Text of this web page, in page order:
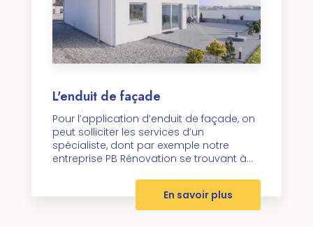
L'enduit de façade
Pour l’application d’enduit de façade, on
peut solliciter les services d’un
spécialiste, dont par exemple notre
entreprise PB Rénovation se trouvant à...
En savoir plus